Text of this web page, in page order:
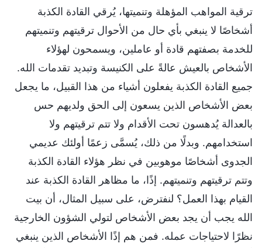
ترقية المواهب المؤهلة وتنميتها، يُرقي القادة الكذبة
أشخاصًا لا ينبغي بأي حال من الأحوال ترقيتهم وتنميتهم
للخدمة بصفتهم قادة أو عاملين، ويسمحون لهؤلاء
الأشخاص بالعيش عالةً على الكنيسة وتبديد تقدمات الله.
جميع القادة الكذبة يفعلون أشياء من هذا القبيل، ما يجعل
بعض الأشخاص الذين يسعون إلى الحق ولديهم حس
بالعدالة يُدهسون تحت الأقدام ولا تتم ترقيتهم ولا
استخدامهم. وبدلًا من ذلك، يُسمَّى زعمًا أولئك عديمي
الجدوى أشخاصًا موهوبين في نظر هؤلاء القادة الكذبة
وتتم ترقيتهم وتنميتهم. إذًا، ما مظاهر القادة الكذبة عند
القيام بهذا العمل؟ لنفترض، على سبيل المثال، أن بيت
الله يجب أن يجد بعض الأشخاص لتولي الشؤون الخارجية
نظرًا لاحتياجات عمله. فمن هم إذًا الأشخاص الذين ينبغي